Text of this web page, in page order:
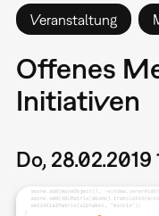
Veranstaltung
Offenes
Initiativen
Do,